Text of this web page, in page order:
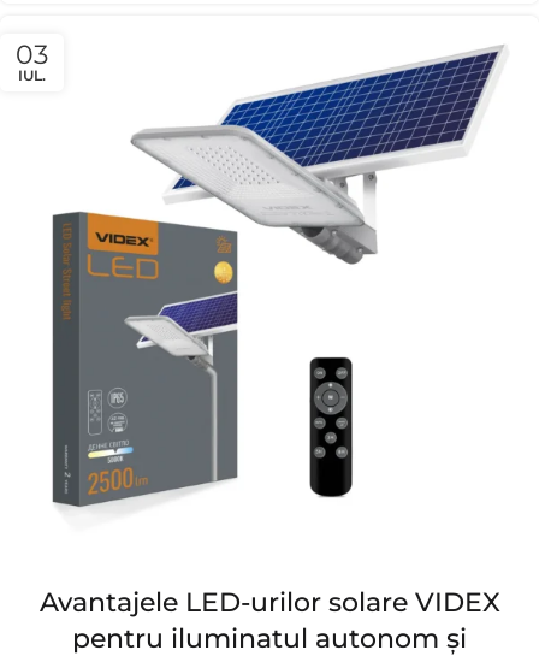
03
IUL.
Avantajele LED-urilor solare VIDEX
pentru iluminatul autonom și